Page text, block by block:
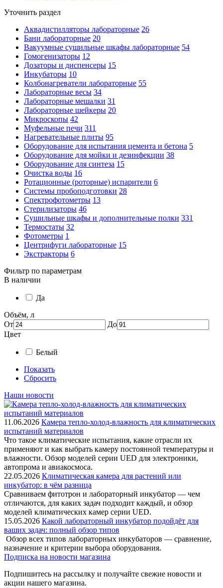
Уточнить раздел
Аквадистилляторы лабораторные 26
Бани лабораторные 20
Вакуумные сушильные шкафы лабораторные 54
Гомогенизаторы 12
Дозаторы и диспенсеры 15
Инкубаторы 10
Колбонагреватели лабораторные 55
Лабораторные весы 34
Лабораторные мешалки 31
Лабораторные шейкеры 20
Микроскопы 42
Муфельные печи 311
Нагревательные плиты 95
Оборудование для испытания цемента и бетона 5
Оборудование для мойки и дезинфекции 38
Оборудование для синтеза 15
Очистка воды 16
Ротационные (роторные) испарители 6
Системы пробоподготовки 28
Спектрофотометры 13
Стерилизаторы 46
Сушильные шкафы и дополнительные полки 331
Термостаты 32
Фотометры 1
Центрифуги лабораторные 15
Экстракторы 6
Фильтр по параметрам
В наличии
Да
Объём, л
От
До
Цвет
Белый
Показать
Сбросить
Наши новости
11.06.2026 Камера тепло-холод-влажность для климатических
испытаний материалов
Что такое климатические испытания, какие отрасли их
применяют и как выбрать камеру постоянной температуры и
влажности. Обзор моделей серии UED для электроники,
автопрома и авиакосмоса.
22.05.2026 Климатическая камера для растений или
инкубатор: в чём разница
Сравниваем фитотрон и лабораторный инкубатор — чем
отличаются, для каких задач подходит каждый, и обзор
моделей климатических камер серии UED.
15.05.2026 Какой лабораторный инкубатор подойдёт для
ваших задач: полный обзор типов
Обзор всех типов лабораторных инкубаторов — сравнение,
назначение и критерии выбора оборудования.
Подписка на новости магазина
Подпишитесь на рассылку и получайте свежие новости и
акции нашего магазина.